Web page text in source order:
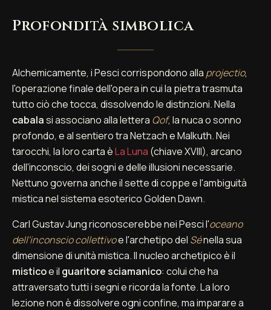
Profondità simbolica
Alchemicamente, i Pesci corrispondono alla projectio,
l'operazione finale dell'opera in cui la pietra trasmuta
tutto ciò che tocca, dissolvendo le distinzioni. Nella
cabalasi associano alla lettera Qof, la nuca o sonno
profondo, e al sentiero tra Netzach e Malkuth. Nei
tarocchi, la loro carta èLa Luna (chiave XVIII), arcano
dell'inconscio, dei sogni e delle illusioni necessarie.
Nettuno governa anche il sette di coppe e l'ambiguità
mistica nel sistema esoterico Golden Dawn.
Carl Gustav Jung riconoscerebbe nei Pesci l'oceano
dell'inconscio collettivoe l'archetipo del Sénella sua
dimensione di unità mistica. Il nucleo archetipico è il
misticoe il guaritore sciamanico: colui che ha
attraversato tutti i segni e ricorda la fonte. La loro
lezione non è dissolvere ogni confine, ma imparare a